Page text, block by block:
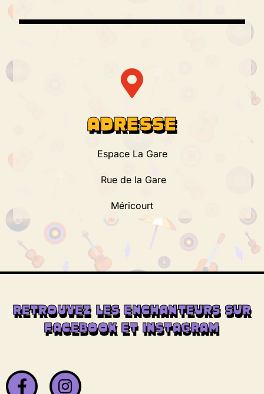
ADRESSE
Espace La Gare
Rue de la Gare
Méricourt
RETROUVEZ LES ENCHANTEURS SUR
FACEBOOK ET INSTAGRAM